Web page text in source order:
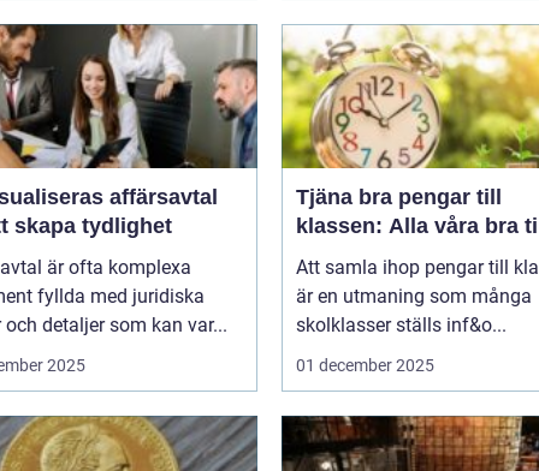
affärsavtal
skapa tydlighet
är ofta komplexa
fyllda med juridiska
och detaljer som kan var...
2025
Tjäna bra pengar till
klassen: Alla våra bra
Att samla ihop pengar till
är en utmaning som många
skolklasser ställs inf&o...
01 december 2025